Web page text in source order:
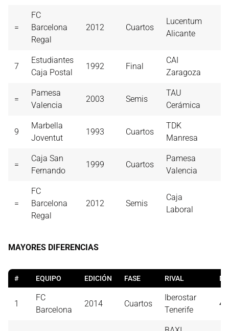
=
FC
Barcelona
Regal
2012 Cuartos
Lucentum
Alicante
7
Estudiantes
Caja Postal
1992 Final
CAI
Zaragoza
=
Pamesa
Valencia
2003 Semis
TAU
Cerámica
9
Marbella
Joventut
1993 Cuartos
TDK
Manresa
=
Caja San
Fernando
1999 Cuartos
Pamesa
Valencia
=
FC
Barcelona
Regal
2012 Semis
Caja
Laboral
MAYORES DIFERENCIAS
# EQUIPO EDICIÓN FASE RIVAL
1
FC
Barcelona
2014 Cuartos
Iberostar
Tenerife
42